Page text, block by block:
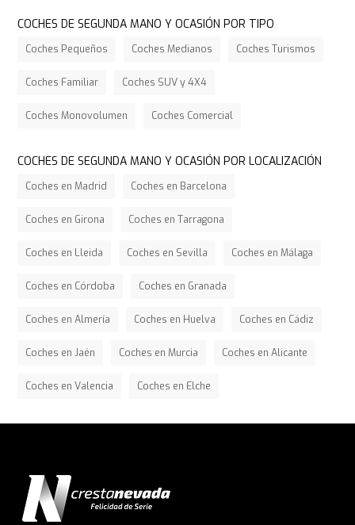
COCHES DE SEGUNDA MANO Y OCASIÓN POR TIPO
Coches Pequeños Coches Medianos Coches Turismos
Coches Familiar Coches SUV y 4X4
Coches Monovolumen Coches Comercial
COCHES DE SEGUNDA MANO Y OCASIÓN POR LOCALIZACIÓN
Coches en Madrid Coches en Barcelona
Coches en Girona Coches en Tarragona
Coches en Lleida Coches en Sevilla Coches en Málaga
Coches en Córdoba Coches en Granada
Coches en Almería Coches en Huelva Coches en Cádiz
Coches en Jaén Coches en Murcia Coches en Alicante
Coches en Valencia Coches en Elche